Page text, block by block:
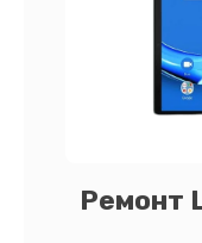
Ремонт